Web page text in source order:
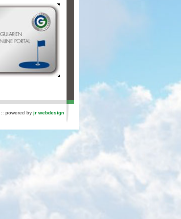
:: powered by jr webdesign